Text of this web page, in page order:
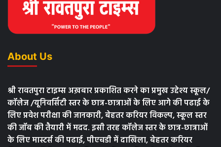
About Us
श्री रावतपुरा टाइम्स अख़बार प्रकाशित करने का प्रमुख उद्देश्य स्कूल/
कॉलेज /यूनिवर्सिटी स्तर के छात्र-छात्राओं के लिए आगे की पढाई के
लिए प्रवेश परीक्षा की जानकारी, बेहतर करियर विकल्प, स्कूल स्तर
की जॉब की तैयारी में मदद. इसी तरह कॉलेज स्तर के छात्र-छात्राओं
के लिए मास्टर्स की पढाई, पीएचडी में दाखिला, बेहतर करियर